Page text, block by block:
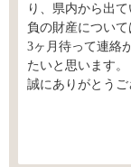
り、県内から出
負の財産について
3ヶ月待って連絡
たいと思います。
誠にありがとうご